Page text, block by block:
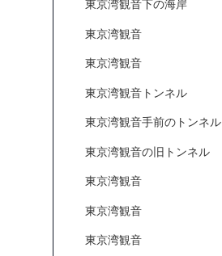
東京湾観音下の海岸
東京湾観音
東京湾観音
東京湾観音トンネル
東京湾観音手前のトンネル
東京湾観音の旧トンネル
東京湾観音
東京湾観音
東京湾観音